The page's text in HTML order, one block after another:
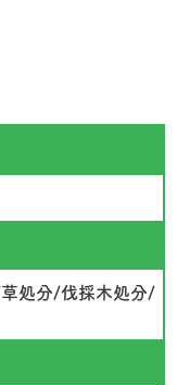
処分/伐採木処分/